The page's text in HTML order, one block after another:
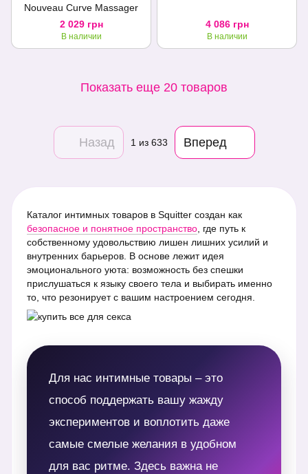
Nouveau Curve Massager
2 029 грн
В наличии
4 086 грн
В наличии
Показать еще 20 товаров
Назад 1 из 633 Вперед
Каталог интимных товаров в Squitter создан как
безопасное и понятное пространство , где путь к
собственному удовольствию лишен лишних усилий и
внутренних барьеров. В основе лежит идея
эмоционального уюта: возможность без спешки
прислушаться к языку своего тела и выбирать именно
то, что резонирует с вашим настроением сегодня.
Для нас интимные товары – это
способ поддержать вашу жажду
экспериментов и воплотить даже
самые смелые желания в удобном
для вас ритме. Здесь важна не